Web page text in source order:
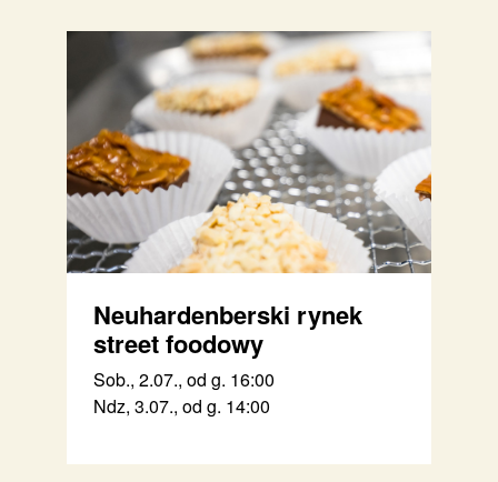
Neuhardenberski rynek
street foodowy
Sob., 2.07., od g. 16:00
Ndz, 3.07., od g. 14:00